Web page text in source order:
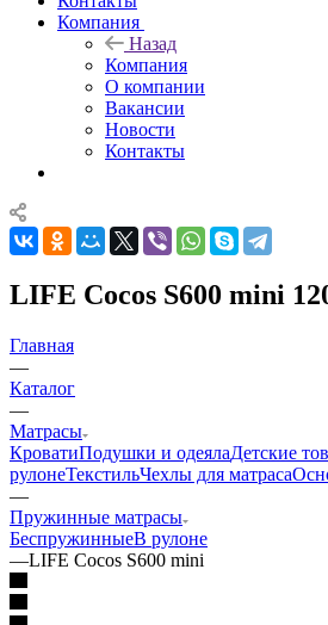
Компания
Назад
Компания
О компании
Вакансии
Новости
Контакты
LIFE Cocos S600 mini
Главная
—
Каталог
—
Матрасы
КроватиПодушки и одеялаДетские
рулонеТекстильЧехлы для матраса
—
Пружинные матрасы
БеспружинныеВ рулоне
—LIFE Cocos S600 mini